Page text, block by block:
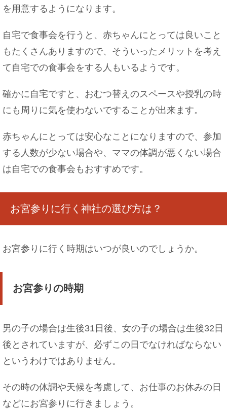
を用意するようになります。
自宅で食事会を行うと、赤ちゃんにとっては良いこと
もたくさんありますので、そういったメリットを考え
て自宅での食事会をする人もいるようです。
確かに自宅ですと、おむつ替えのスペースや授乳の時
にも周りに気を使わないですることが出来ます。
赤ちゃんにとっては安心なことになりますので、参加
する人数が少ない場合や、ママの体調が悪くない場合
は自宅での食事会もおすすめです。
お宮参りに行く神社の選び方は？
お宮参りに行く時期はいつが良いのでしょうか。
お宮参りの時期
男の子の場合は生後31日後、女の子の場合は生後32日
後とされていますが、必ずこの日でなければならない
というわけではありません。
その時の体調や天候を考慮して、お仕事のお休みの日
などにお宮参りに行きましょう。